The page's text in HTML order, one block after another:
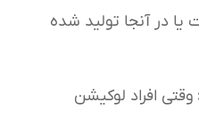
در آنجا تولید شده
وقتی افراد لوکیشن